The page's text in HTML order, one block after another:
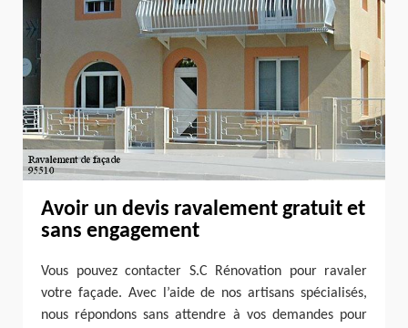
Avoir un devis ravalement gratuit et
sans engagement
Vous pouvez contacter S.C Rénovation pour ravaler
votre façade. Avec l’aide de nos artisans spécialisés,
nous répondons sans attendre à vos demandes pour